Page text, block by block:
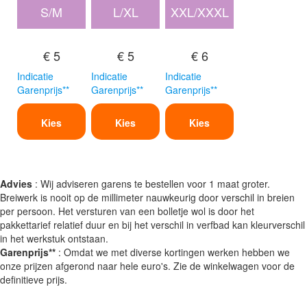
S/M
€ 5
Indicatie
Garenprijs**
Kies
L/XL
€ 5
Indicatie
Garenprijs**
Kies
XXL/XXXL
€ 6
Indicatie
Garenprijs**
Kies
Advies : Wij adviseren garens te bestellen voor 1 maat groter.
Breiwerk is nooit op de millimeter nauwkeurig door verschil in breien
per persoon. Het versturen van een bolletje wol is door het
pakkettarief relatief duur en bij het verschil in verfbad kan kleurverschil
in het werkstuk ontstaan.
Garenprijs** : Omdat we met diverse kortingen werken hebben we
onze prijzen afgerond naar hele euro's. Zie de winkelwagen voor de
definitieve prijs.